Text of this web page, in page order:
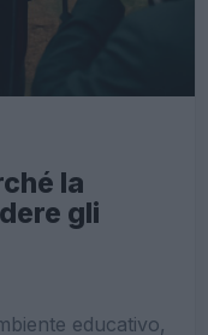
la
gli
educativo,